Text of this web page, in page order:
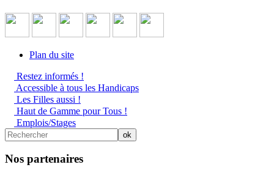
Plan du site
Restez informés !
Accessible à tous les Handicaps
Les Filles aussi !
Haut de Gamme pour Tous !
Emplois/Stages
Nos partenaires